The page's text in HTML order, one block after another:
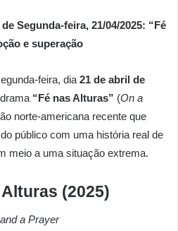
Segunda-feira, 21/04/2025: “Fé
e superação
feira, dia 21 de abril de
“Fé nas Alturas” (On a
norte-americana recente que
público com uma história real de
meio a uma situação extrema.
(2025)
a Prayer